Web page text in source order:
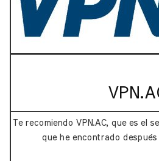
Te recomiendo VPN.AC, que es el
que he encontrado